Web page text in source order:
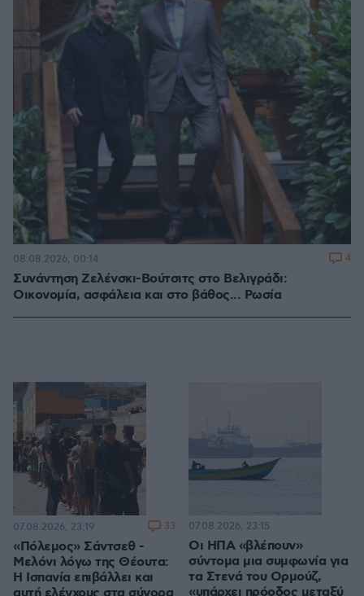
Συνάντηση Ζελένσκι-Βούτσιτς στο Βελιγράδι:
Οικονομία, ασφάλεια και στο βάθος... Ρωσία
08.08.2026, 00:14 4
«Πόλεμος» Σάντσεθ -
Μελόνι λόγω της Θέουτα:
Η Ισπανία επιβάλλει και
07.08.2026, 23:19 33
Οι ΗΠΑ «βλέπουν»
σύντομα μια συμφωνία για
τα Στενά του Ορμούζ,
«υπάρχει πρόοδος μεταξύ
07.08.2026, 23:15